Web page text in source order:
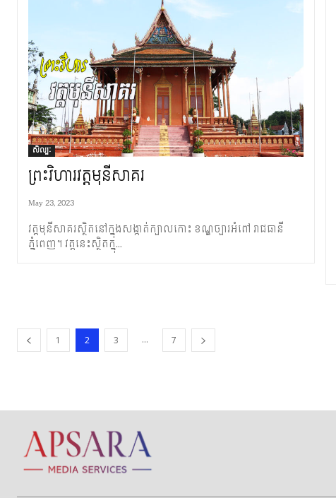
សិល្បៈ
ព្រះវិហារ​វត្តមុនីសាគរ
May 23, 2023
វត្តមុនីសាគរស្ថិតនៅក្នុង​សង្កាត់ក្បាល​កោះ ខណ្ឌ​ច្បារអំពៅ រាជធានី
ភ្នំពេញ។ វត្ត​នេះ​ស្ថិត​​​ក្នុ...
1 2 3 ... 7